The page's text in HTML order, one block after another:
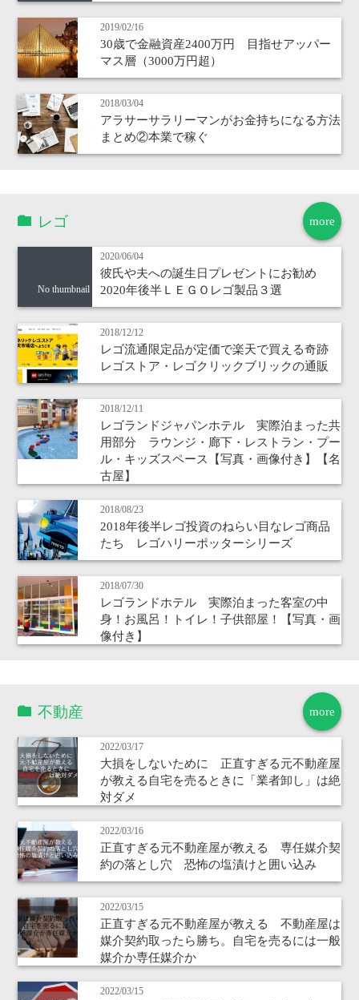
2019/02/16
30歳で金融資産2400万円 目指せアッパー
マス層（3000万円超）
2018/03/04
アラサーサラリーマンがお金持ちになる方法
まとめ②本業で稼ぐ
more
レゴ
No thumbnail
2020/06/04
彼氏や夫への誕生日プレゼントにお勧め
2020年後半ＬＥＧＯレゴ製品３選
2018/12/12
レゴ流通限定品が定価で楽天で買える奇跡
レゴストア・レゴクリックブリックの通販
2018/12/11
レゴランドジャパンホテル 実際泊まった共
用部分 ラウンジ・廊下・レストラン・プー
ル・キッズスペース【写真・画像付き】【名
古屋】
2018/08/23
2018年後半レゴ投資のねらい目なレゴ商品
たち レゴハリーポッターシリーズ
2018/07/30
レゴランドホテル 実際泊まった客室の中
身！お風呂！トイレ！子供部屋！【写真・画
像付き】
more
不動産
2022/03/17
大損をしないために 正直すぎる元不動産屋
が教える自宅を売るときに「業者卸し」は絶
対ダメ
2022/03/16
正直すぎる元不動産屋が教える 専任媒介契
約の落とし穴 恐怖の塩漬けと囲い込み
2022/03/15
正直すぎる元不動産屋が教える 不動産屋は
媒介契約取ったら勝ち。自宅を売るには一般
媒介か専任媒介か
2022/03/15